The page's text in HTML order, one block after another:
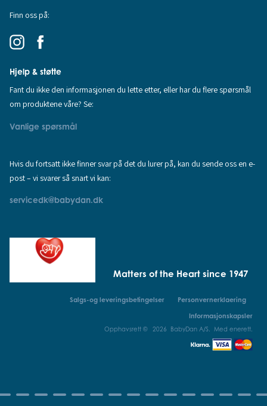
Finn oss på:
Hjelp & støtte
Fant du ikke den informasjonen du lette etter, eller har du flere spørsmål
om produktene våre? Se:
Vanlige spørsmål
Hvis du fortsatt ikke finner svar på det du lurer på, kan du sende oss en e-
post – vi svarer så snart vi kan:
servicedk@babydan.dk
Matters of the Heart since 1947
Salgs-og leveringsbetingelser
Personvernerklaering
Informasjonskapsler
Opphavsrett © 2026 BabyDan A/S. Med enerett.